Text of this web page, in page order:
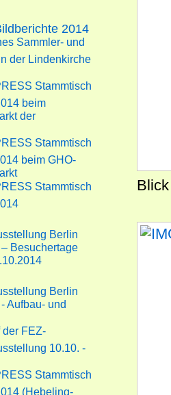
2014
Sammler- und
der Lindenkirche
Stammtisch
beim
der
Stammtisch
beim GHO-
Stammtisch
Berlin
Besuchertage
Berlin
Aufbau- und
der FEZ-
10.10. -
Stammtisch
(Hebeling-